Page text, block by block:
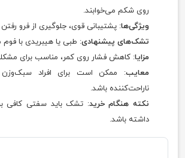
روی شکم می‌خوابند.
ویژگی‌ها: پشتیبانی قوی، جلوگیری از فرو
تشک‌های پیشنهادی: طبی یا هیبریدی با فوم
مزایا: کاهش فشار روی کمر، مناسب برای
معایب: ممکن است برای افراد
ناراحت‌کننده باشد.
نکته هنگام خرید: تشک باید سفتی کافی
داشته باشد.